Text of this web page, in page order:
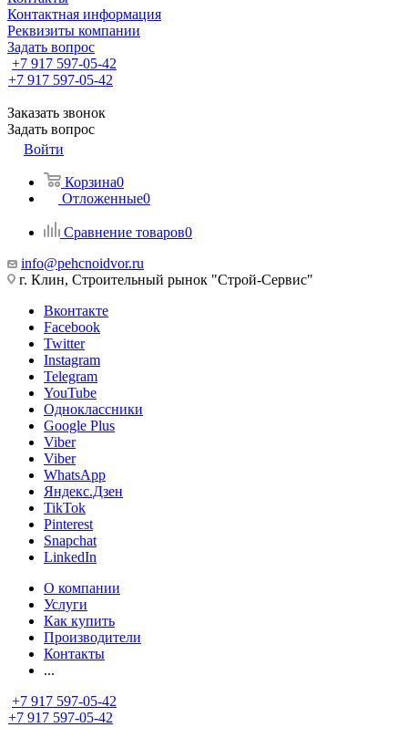
Контактная информация
Реквизиты компании
Задать вопрос
+7 917 597-05-42
+7 917 597-05-42
Заказать звонок
Задать вопрос
Войти
Корзина0
Отложенные0
Сравнение товаров0
info@pehcnoidvor.ru
г. Клин, Строительный рынок "Строй-Сервис"
Вконтакте
Facebook
Twitter
Instagram
Telegram
YouTube
Одноклассники
Google Plus
Viber
Viber
WhatsApp
Яндекс.Дзен
TikTok
Pinterest
Snapchat
LinkedIn
О компании
Услуги
Как купить
Производители
Контакты
...
+7 917 597-05-42
+7 917 597-05-42